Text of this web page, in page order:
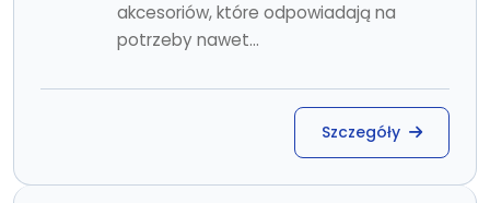
akcesoriów, które odpowiadają na
potrzeby nawet...
Szczegóły